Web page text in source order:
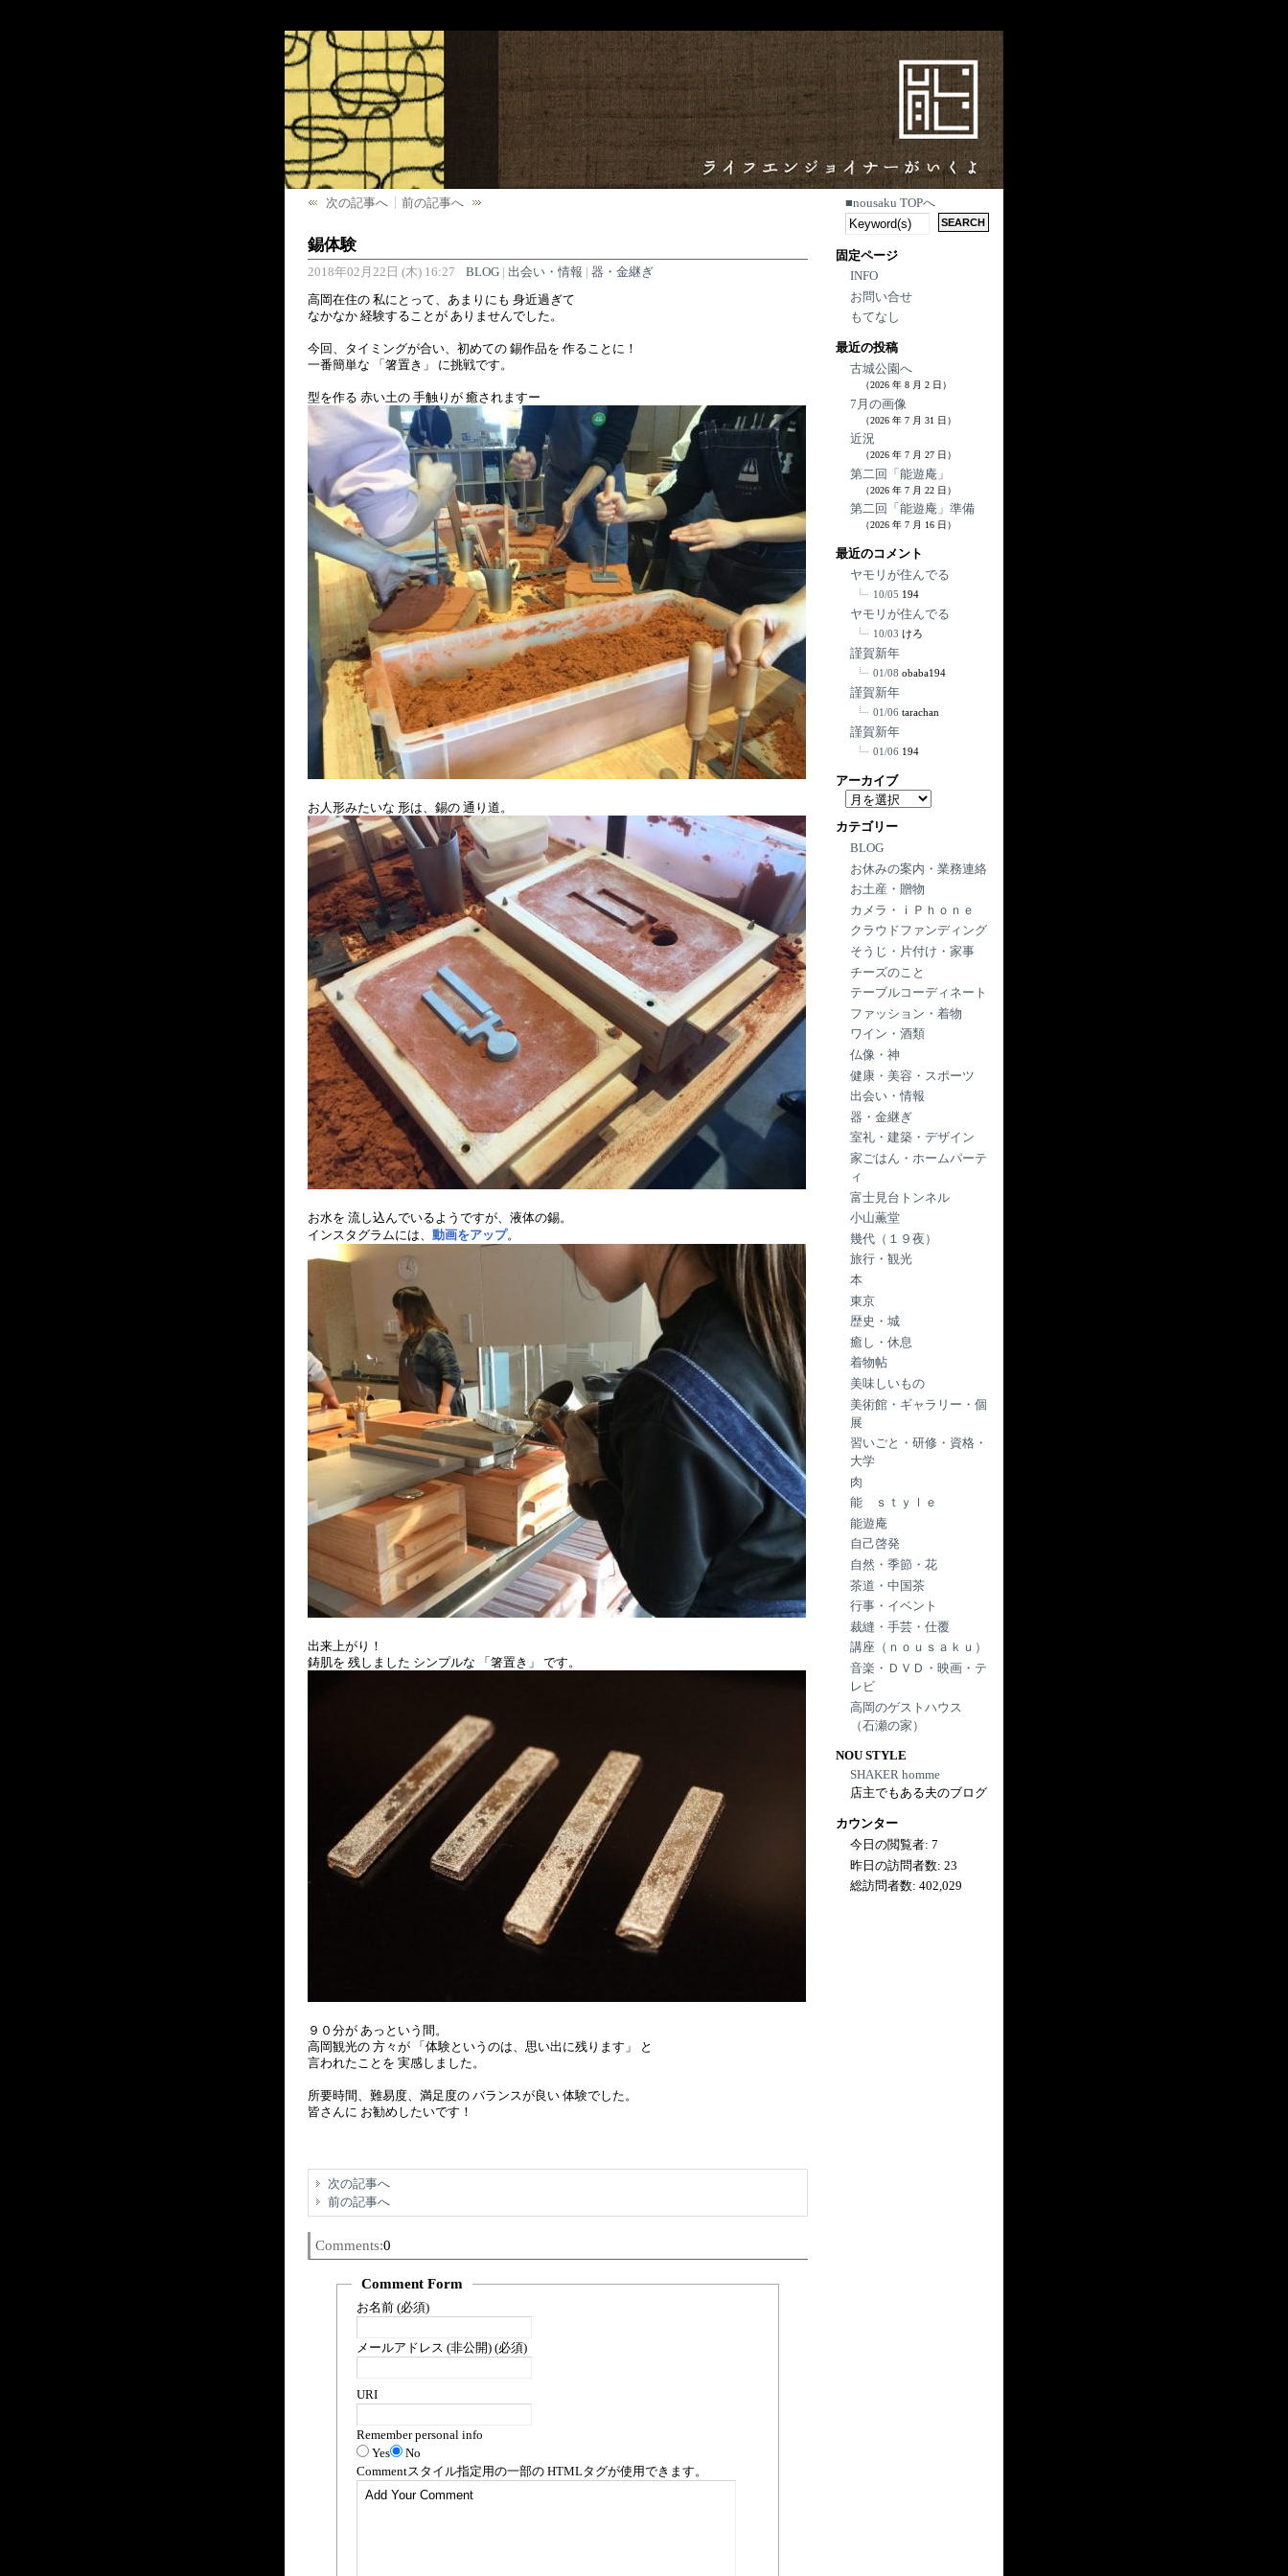
次の記事へ 前の記事へ
錫体験
2018年02月22日 (木) 16:27 BLOG| 出会い・情報 | 器・金継ぎ
高岡在住の 私にとって、あまりにも 身近過ぎて
なかなか 経験することが ありませんでした。
今回、タイミングが合い、初めての 錫作品を 作ることに！
一番簡単な 「箸置き」 に挑戦です。
型を作る 赤い土の 手触りが 癒されますー
お人形みたいな 形は、錫の 通り道。
お水を 流し込んでいるようですが、液体の錫。
インスタグラムには、 動画をアップ。
出来上がり！
鋳肌を 残しました シンプルな 「箸置き」 です。
９０分が あっという間。
高岡観光の 方々が 「体験というのは、思い出に残ります」 と
言われたことを 実感しました。
所要時間、難易度、満足度の バランスが良い 体験でした。
皆さんに お勧めしたいです！
次の記事へ
前の記事へ
Comments:0
Comment Form
お名前 (必須)
メールアドレス (非公開) (必須)
URI
Remember personal info
Yes
No
Commentスタイル指定用の一部の HTMLタグが使用できます。
■nousaku TOPへ
固定ページ
INFO
お問い合せ
もてなし
最近の投稿
古城公園へ
（2026 年 8 月 2 日）
7月の画像
（2026 年 7 月 31 日）
近況
（2026 年 7 月 27 日）
第二回「能遊庵」
（2026 年 7 月 22 日）
第二回「能遊庵」準備
（2026 年 7 月 16 日）
最近のコメント
ヤモリが住んでる
10/05 194
ヤモリが住んでる
10/03 けろ
謹賀新年
01/08 obaba194
謹賀新年
01/06 tarachan
謹賀新年
01/06 194
アーカイブ
ア
カ
イ
ブ
カテゴリー
BLOG
お休みの案内・業務連絡
お土産・贈物
カメラ・ｉＰｈｏｎｅ
クラウドファンディング
そうじ・片付け・家事
チーズのこと
テーブルコーディネート
ファッション・着物
ワイン・酒類
仏像・神
健康・美容・スポーツ
出会い・情報
器・金継ぎ
室礼・建築・デザイン
家ごはん・ホームパーテ
ィ
富士見台トンネル
小山薫堂
幾代（１９夜）
旅行・観光
本
東京
歴史・城
癒し・休息
着物帖
美味しいもの
美術館・ギャラリー・個
展
習いごと・研修・資格・
大学
肉
能 ｓｔｙｌｅ
能遊庵
自己啓発
自然・季節・花
茶道・中国茶
行事・イベント
裁縫・手芸・仕覆
講座（ｎｏｕｓａｋｕ）
音楽・ＤＶＤ・映画・テ
レビ
高岡のゲストハウス
（石瀬の家）
NOU STYLE
SHAKER homme
店主でもある夫のブログ
カウンター
今日の閲覧者:7
昨日の訪問者数:23
総訪問者数:402,029